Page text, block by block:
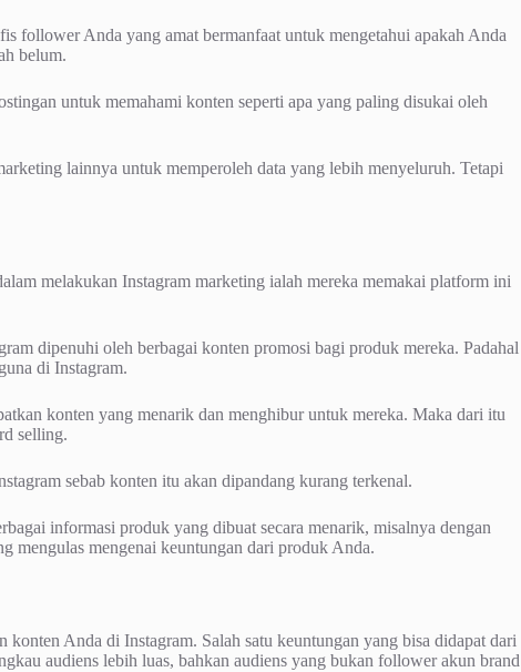
follower Anda yang amat bermanfaat untuk mengetahui apakah Anda
belum.
untuk memahami konten seperti apa yang paling disukai oleh
lainnya untuk memperoleh data yang lebih menyeluruh. Tetapi
melakukan Instagram marketing ialah mereka memakai platform ini
dipenuhi oleh berbagai konten promosi bagi produk mereka. Padahal
di Instagram.
konten yang menarik dan menghibur untuk mereka. Maka dari itu
selling.
sebab konten itu akan dipandang kurang terkenal.
informasi produk yang dibuat secara menarik, misalnya dengan
mengulas mengenai keuntungan dari produk Anda.
Anda di Instagram. Salah satu keuntungan yang bisa didapat dari
audiens lebih luas, bahkan audiens yang bukan follower akun brand